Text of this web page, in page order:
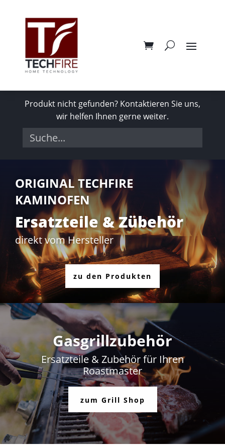
Produkt nicht gefunden? Kontaktieren Sie uns,
wir helfen Ihnen gerne weiter.
ORIGINAL TECHFIRE
KAMINOFEN
Ersatzteile & Zübehör
direkt vom Hersteller
zu den Produkten
Gasgrillzubehör
Ersatzteile & Zubehör für Ihren
Roastmaster
zum Grill Shop